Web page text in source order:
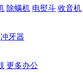
除螨机 电熨斗 收音机
冲牙器
更多办公